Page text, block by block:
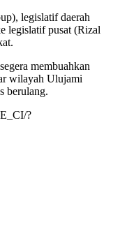
legislatif daerah
legislatif pusat (Rizal
membuahkan
wilayah Ulujami
berulang.
?